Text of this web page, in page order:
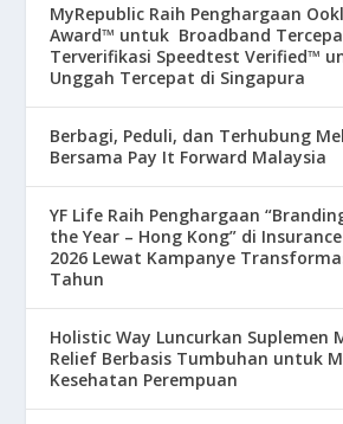
MyRepublic Raih Penghargaan
Award™ untuk Broadband
Terverifikasi Speedtest Verified™
Unggah Tercepat di Singapura
Berbagi, Peduli, dan Terhubung
Bersama Pay It Forward Malaysia
YF Life Raih Penghargaan
the Year – Hong Kong” di
2026 Lewat Kampanye
Tahun
Holistic Way Luncurkan Suplemen
Relief Berbasis Tumbuhan untuk
Kesehatan Perempuan